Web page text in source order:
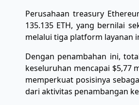
Perusahaan treasury
135.135 ETH, yang bernilai
melalui tiga platform layanan
Dengan penambahan ini,
keseluruhan mencapai $5,77
memperkuat posisinya
dari aktivitas penambangan